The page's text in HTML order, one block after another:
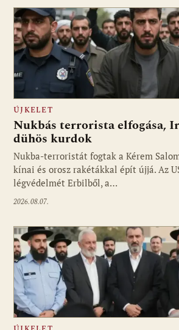
ÚJKELET
Nukbás terrorista elfogása,
dühös kurdok
Nukba-terroristát fogtak a Kérem
kínai és orosz rakétákkal épít újjá. Az
légvédelmét Erbilből, a…
2026.08.07.